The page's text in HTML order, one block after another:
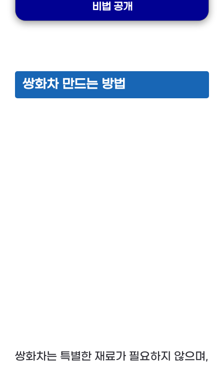
비법 공개
쌍화차 만드는 방법
쌍화차는 특별한 재료가 필요하지 않으며,